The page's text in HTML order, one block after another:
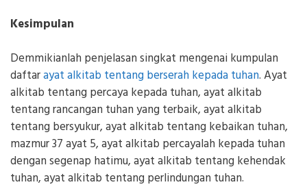
Kesimpulan
Demmikianlah penjelasan singkat mengenai kumpulan
daftarayat alkitab tentang berserah kepada tuhan. Ayat
alkitab tentang percaya kepada tuhan, ayat alkitab
tentang rancangan tuhan yang terbaik, ayat alkitab
tentang bersyukur, ayat alkitab tentang kebaikan tuhan,
mazmur 37 ayat 5, ayat alkitab percayalah kepada tuhan
dengan segenap hatimu, ayat alkitab tentang kehendak
tuhan, ayat alkitab tentang perlindungan tuhan.